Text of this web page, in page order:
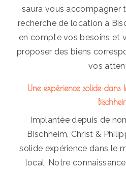
saura vous accompagner
recherche de location à
en compte vos besoins et
proposer des biens
vos
Une expérience solide dans
Implantée depuis de
Bischheim, Christ &
solide expérience dans le
local. Notre